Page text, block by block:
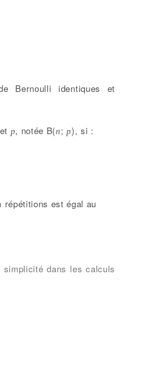
Bernoulli identiques et
et p, notée B(n; p), si :
répétitions est égal au
dans les calculs